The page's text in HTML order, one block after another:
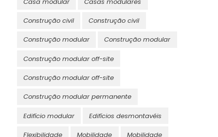
Construção civil Construção civil
Construção modular Construção modular
Construção modular off-site
Construção modular off-site
Construção modular permanente
Edifício modular Edifícios desmontavéis
Flexibilidade Mobilidade Mobilidade